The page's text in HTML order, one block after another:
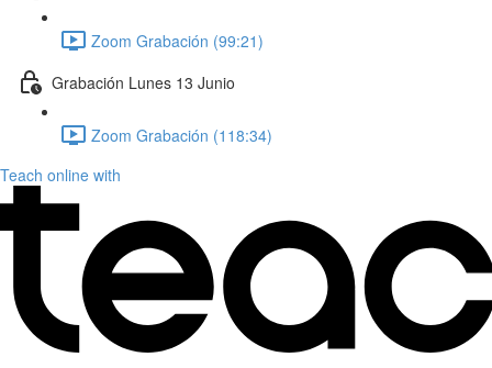
Zoom Grabación (99:21)
Grabación Lunes 13 Junio
Zoom Grabación (118:34)
Teach online with